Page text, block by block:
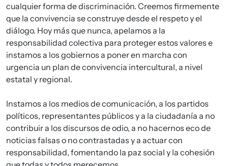
cualquier forma de discriminación. Creemos firmemente
que la convivencia se construye desde el respeto y el
diálogo. Hoy más que nunca, apelamos a la
responsabilidad colectiva para proteger estos valores e
instamos a los gobiernos a poner en marcha con
urgencia un plan de convivencia intercultural, a nivel
estatal y regional.
Instamos a los medios de comunicación, a los partidos
políticos, representantes públicos y a la ciudadanía a no
contribuir a los discursos de odio, a no hacernos eco de
noticias falsas o no contrastadas y a actuar con
responsabilidad, fomentando la paz social y la cohesión